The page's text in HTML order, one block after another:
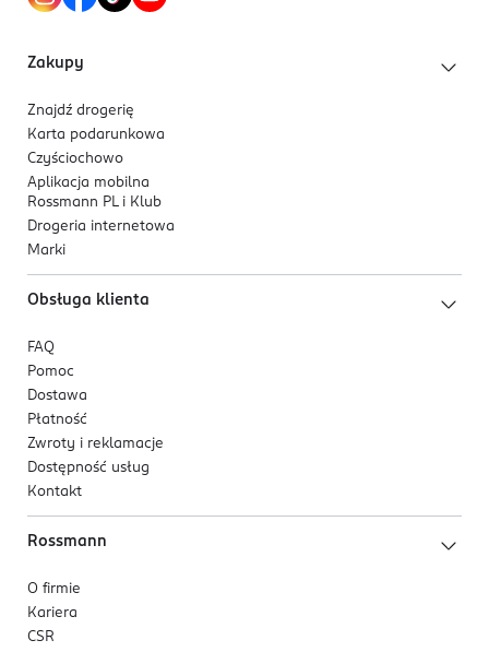
Zakupy
Znajdź drogerię
Karta podarunkowa
Czyściochowo
Aplikacja mobilna
Rossmann PL i Klub
Drogeria internetowa
Marki
Obsługa klienta
FAQ
Pomoc
Dostawa
Płatność
Zwroty i reklamacje
Dostępność usług
Kontakt
Rossmann
O firmie
Kariera
CSR